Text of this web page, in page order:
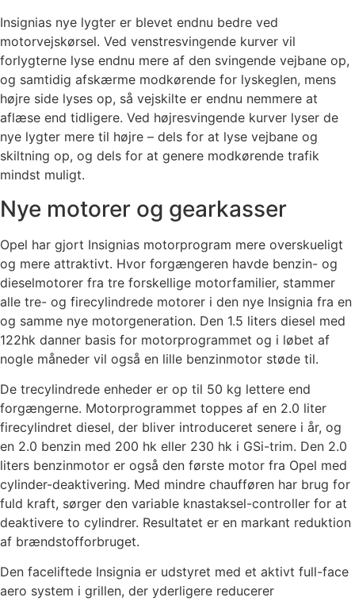
Insignias nye lygter er blevet endnu bedre ved
motorvejskørsel. Ved venstresvingende kurver vil
forlygterne lyse endnu mere af den svingende vejbane op,
og samtidig afskærme modkørende for lyskeglen, mens
højre side lyses op, så vejskilte er endnu nemmere at
aflæse end tidligere. Ved højresvingende kurver lyser de
nye lygter mere til højre – dels for at lyse vejbane og
skiltning op, og dels for at genere modkørende trafik
mindst muligt.
Nye motorer og gearkasser
Opel har gjort Insignias motorprogram mere overskueligt
og mere attraktivt. Hvor forgængeren havde benzin- og
dieselmotorer fra tre forskellige motorfamilier, stammer
alle tre- og firecylindrede motorer i den nye Insignia fra en
og samme nye motorgeneration. Den 1.5 liters diesel med
122hk danner basis for motorprogrammet og i løbet af
nogle måneder vil også en lille benzinmotor støde til.
De trecylindrede enheder er op til 50 kg lettere end
forgængerne. Motorprogrammet toppes af en 2.0 liter
firecylindret diesel, der bliver introduceret senere i år, og
en 2.0 benzin med 200 hk eller 230 hk i GSi-trim. Den 2.0
liters benzinmotor er også den første motor fra Opel med
cylinder-deaktivering. Med mindre chaufføren har brug for
fuld kraft, sørger den variable knastaksel-controller for at
deaktivere to cylindrer. Resultatet er en markant reduktion
af brændstofforbruget.
Den faceliftede Insignia er udstyret med et aktivt full-face
aero system i grillen, der yderligere reducerer